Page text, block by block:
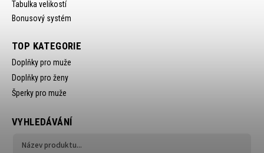
Tabulka velikostí
Bonusový systém
TOP KATEGORIE
Doplňky pro muže
Doplňky pro ženy
Šperky pro muže
VYHLEDÁVÁNÍ